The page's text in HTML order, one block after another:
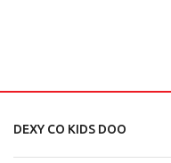
DEXY CO KIDS DOO